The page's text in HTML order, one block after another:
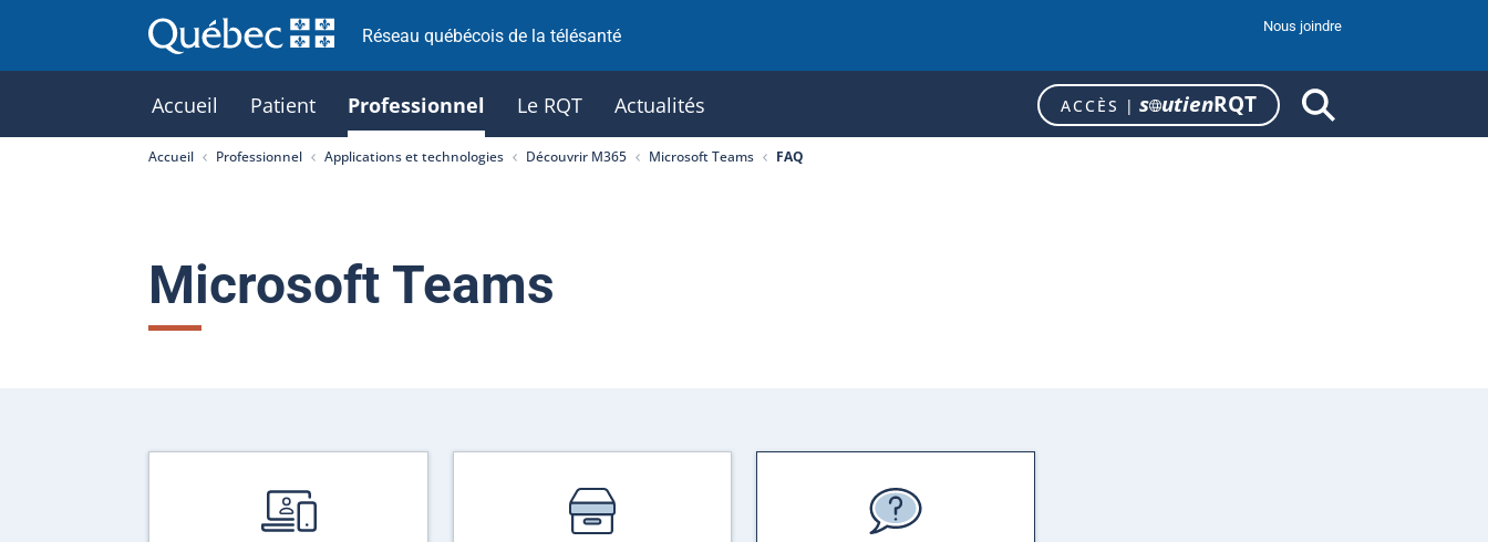
Réseau québécois de la télésanté Nous joindre
Accueil Patient Professionnel Le RQT Actualités ACCÈS | s utienRQT
Accueil Professionnel Applications et technologies Découvrir M365 Microsoft Teams FAQ
Microsoft Teams